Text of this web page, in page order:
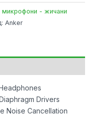
- жичани
Anker
Drivers
Noise Cancellation